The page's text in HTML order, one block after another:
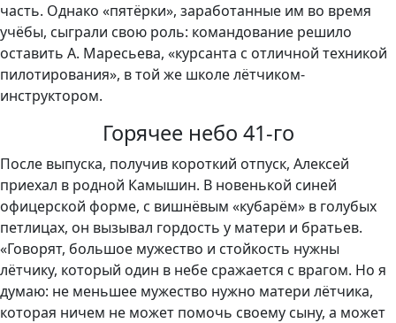
часть. Однако «пятёрки», заработанные им во время
учёбы, сыграли свою роль: командование решило
оставить А. Маресьева, «курсанта с отличной техникой
пилотирования», в той же школе лётчиком-
инструктором.
Горячее небо 41-го
После выпуска, получив короткий отпуск, Алексей
приехал в родной Камышин. В новенькой синей
офицерской форме, с вишнёвым «кубарём» в голубых
петлицах, он вызывал гордость у матери и братьев.
«Говорят, большое мужество и стойкость нужны
лётчику, который один в небе сражается с врагом. Но я
думаю: не меньшее мужество нужно матери лётчика,
которая ничем не может помочь своему сыну, а может